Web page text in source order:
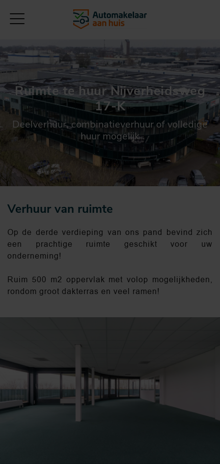
Ruimte te huur Nijverheidsweg
17-K
Deelverhuur, combinatieverhuur of volledige
huur mogelijk
Verhuur van ruimte
Op de derde verdieping van ons pand bevind zich
een prachtige ruimte geschikt voor uw
onderneming!
Ruim 500 m2 oppervlak met volop mogelijkheden,
rondom groot dakterras en veel ramen!